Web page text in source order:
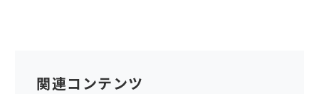
関連コンテンツ